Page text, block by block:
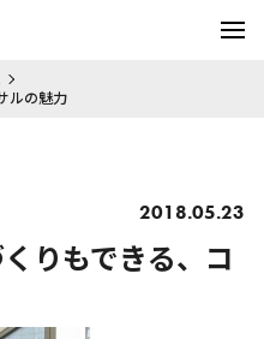
ルの魅力
2018.05.23
りもできる、コ